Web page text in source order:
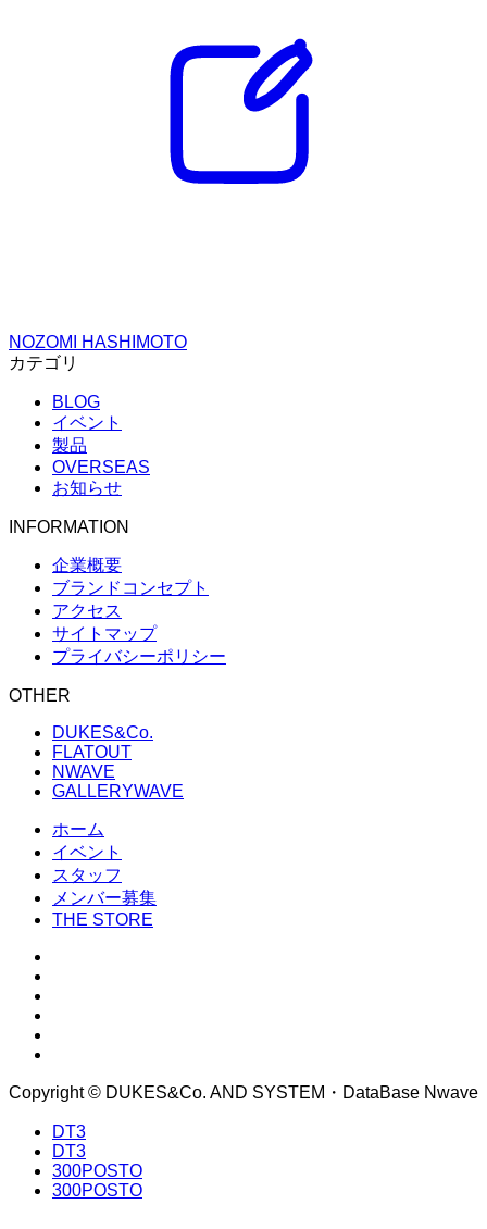
NOZOMI HASHIMOTO
カテゴリ
BLOG
イベント
製品
OVERSEAS
お知らせ
INFORMATION
企業概要
ブランドコンセプト
アクセス
サイトマップ
プライバシーポリシー
OTHER
DUKES&Co.
FLATOUT
NWAVE
GALLERYWAVE
ホーム
イベント
スタッフ
メンバー募集
THE STORE
Copyright © DUKES&Co. AND SYSTEM・DataBase Nwave
DT3
DT3
300POSTO
300POSTO